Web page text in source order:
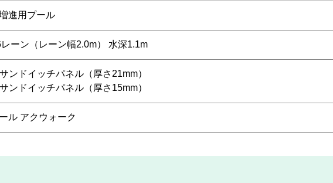
進用プール
ーン（レーン幅2.0m） 水深1.1m
ドイッチパネル（厚さ21mm）
ドイッチパネル（厚さ15mm）
ル アクウォーク